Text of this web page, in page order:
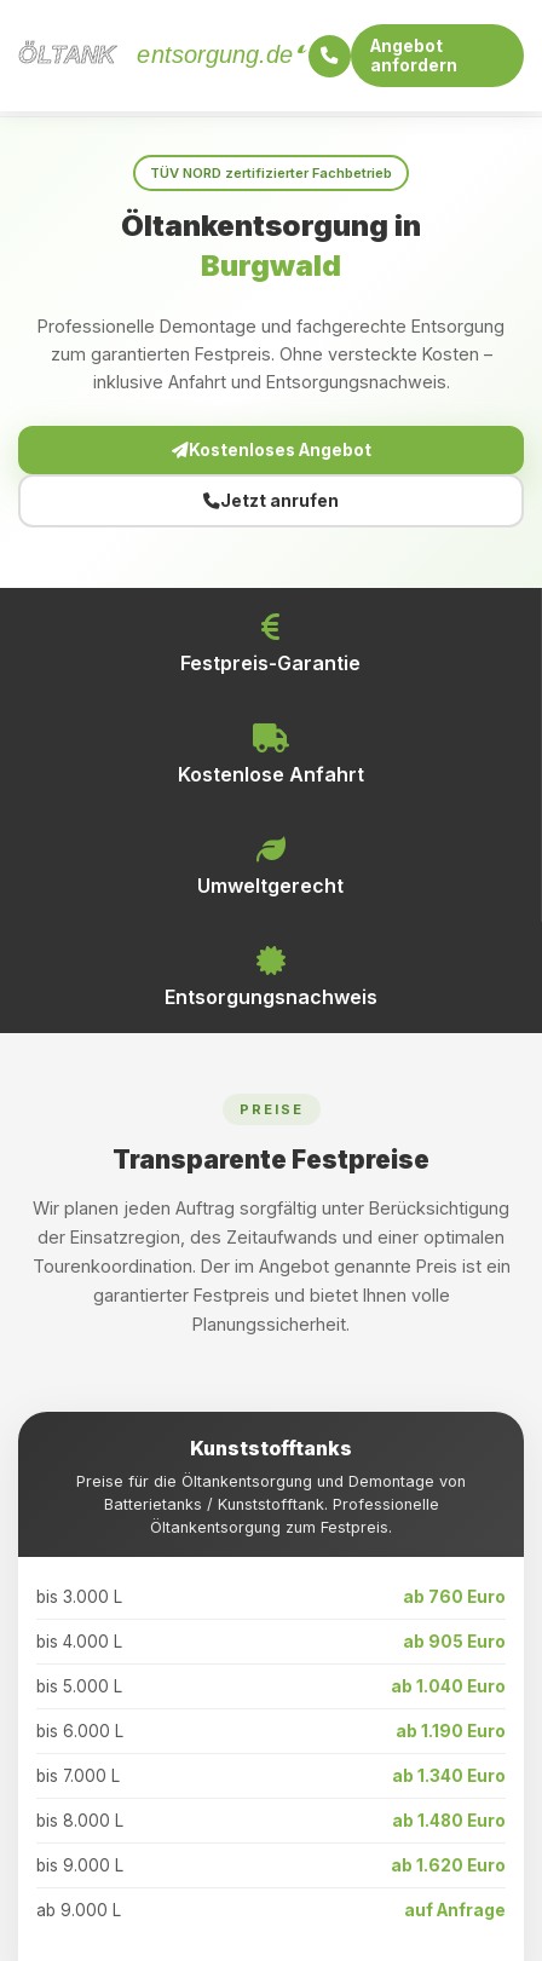
ÖLTANK
ÖLTANK entsorgung.de
Angebot
anfordern
TÜV NORD zertifizierter Fachbetrieb
Öltankentsorgung in
Burgwald
Professionelle Demontage und fachgerechte Entsorgung
zum garantierten Festpreis. Ohne versteckte Kosten –
inklusive Anfahrt und Entsorgungsnachweis.
Kostenloses Angebot
Jetzt anrufen
Festpreis-Garantie
Kostenlose Anfahrt
Umweltgerecht
Entsorgungsnachweis
PREISE
Transparente Festpreise
Wir planen jeden Auftrag sorgfältig unter Berücksichtigung
der Einsatzregion, des Zeitaufwands und einer optimalen
Tourenkoordination. Der im Angebot genannte Preis ist ein
garantierter Festpreis und bietet Ihnen volle
Planungssicherheit.
Kunststofftanks
Preise für die Öltankentsorgung und Demontage von
Batterietanks / Kunststofftank. Professionelle
Öltankentsorgung zum Festpreis.
bis 3.000 L ab 760 Euro
bis 4.000 L ab 905 Euro
bis 5.000 L ab 1.040 Euro
bis 6.000 L ab 1.190 Euro
bis 7.000 L ab 1.340 Euro
bis 8.000 L ab 1.480 Euro
bis 9.000 L ab 1.620 Euro
ab 9.000 L auf Anfrage